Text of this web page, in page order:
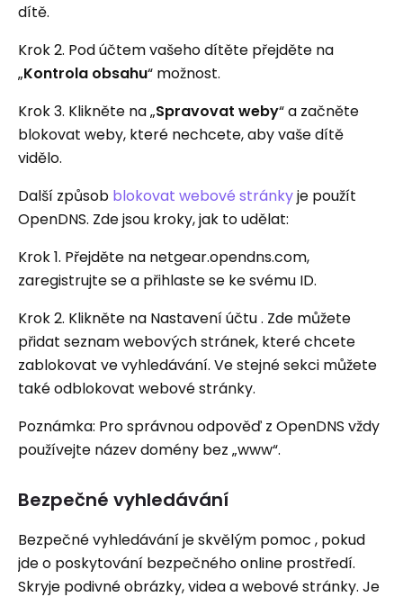
dítě.
Krok 2. Pod účtem vašeho dítěte přejděte na
„Kontrola obsahu“ možnost.
Krok 3. Klikněte na „Spravovat weby“ a začněte
blokovat weby, které nechcete, aby vaše dítě
vidělo.
Další způsob blokovat webové stránkyje použít
OpenDNS. Zde jsou kroky, jak to udělat:
Krok 1. Přejděte na netgear.opendns.com,
zaregistrujte se a přihlaste se ke svému ID.
Krok 2. Klikněte na Nastavení účtu . Zde můžete
přidat seznam webových stránek, které chcete
zablokovat ve vyhledávání. Ve stejné sekci můžete
také odblokovat webové stránky.
Poznámka: Pro správnou odpověď z OpenDNS vždy
používejte název domény bez „www“.
Bezpečné vyhledávání
Bezpečné vyhledávání je skvělým pomoc , pokud
jde o poskytování bezpečného online prostředí.
Skryje podivné obrázky, videa a webové stránky. Je